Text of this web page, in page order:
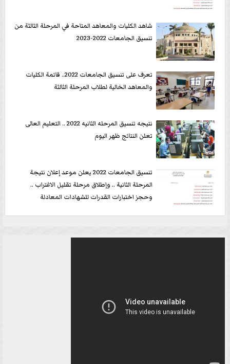
شاهد الكليات والمعاهد المتاحة في المرحلة الثالثة من
تنسيق الجامعات 2022-2023
تعرف على تنسيق الجامعات 2022.. قائمة الكليات
والمعاهد الخالية لطلاب المرحلة الثالثة
نتيجه تنسيق المرحله الثانيه 2022 .. التعليم العالى
تعلن النتائج ظهر اليوم
تنسيق الجامعات 2022 يعلن موعد إعلان نتيجة
المرحلة الثانية .. وإطلاق مرحلة تقليل الاغتراب ..
وحجز اختبارات القدرات للشهادات المعادلة